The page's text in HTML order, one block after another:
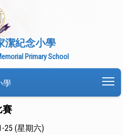
潔紀念小學
Primary School
學
賽
25 (星期六)